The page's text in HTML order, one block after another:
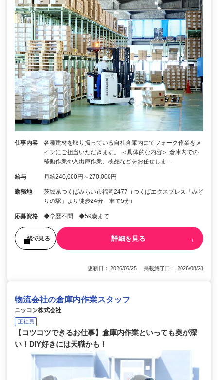
仕事内容
各種建材を取り扱っている自社倉庫内にてフォーク作業をメ
インにご担当いただきます。 ＜具体的な内容＞ 倉庫内での
移動作業や入出庫作業、検品などをお任せしま…
給与 月給240,000円～270,000円
勤務地
茨城県つくばみらい市福岡2477（つくばエクスプレス「みど
りの駅」より徒歩24分 車で5分）
応募資格 ◆学歴不問 ◆59歳まで
後で見る 詳細を見る
更新日： 2026/06/25 掲載終了日： 2026/08/28
物流会社の倉庫内作業スタッフ
ニッコン株式会社
正社員
【コツコツできるお仕事】倉庫内作業といっても奥が深
い！DIY好きには天職かも！